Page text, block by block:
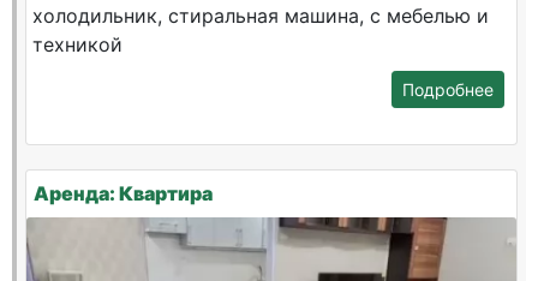
холодильник, стиральная машина, с мебелью и
техникой
Подробнее
Аренда: Квартира